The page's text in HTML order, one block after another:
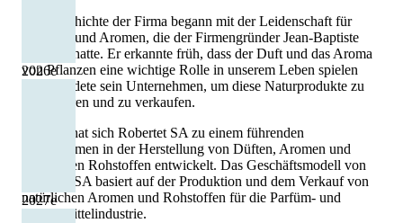
2026e
2027e
Die Geschichte der Firma begann mit der Leidenschaft für
Pflanzen und Aromen, die der Firmengründer Jean-Baptiste
Maubert hatte. Er erkannte früh, dass der Duft und das Aroma
von Pflanzen eine wichtige Rolle in unserem Leben spielen
und gründete sein Unternehmen, um diese Naturprodukte zu
produzieren und zu verkaufen.
Seitdem hat sich Robertet SA zu einem führenden
Unternehmen in der Herstellung von Düften, Aromen und
natürlichen Rohstoffen entwickelt. Das Geschäftsmodell von
Robertet SA basiert auf der Produktion und dem Verkauf von
natürlichen Aromen und Rohstoffen für die Parfüm- und
Lebensmittelindustrie.